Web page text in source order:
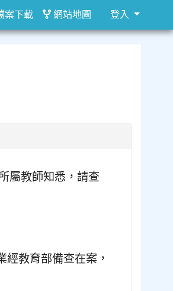
屬教師知悉，請查
教育部備查在案，
案下載 網站地圖 登入